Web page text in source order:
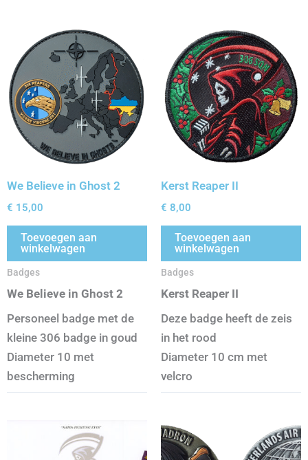
We Believe in Ghost 2
€ 15,00
Toevoegen aan
winkelwagen
Badges
We Believe in Ghost 2
Personeel badge met de
kleine 306 badge in goud
Diameter 10 met
bescherming
Kerst Reaper II
€ 8,00
Toevoegen aan
winkelwagen
Badges
Kerst Reaper II
Deze badge heeft de zeis
in het rood
Diameter 10 cm met
velcro